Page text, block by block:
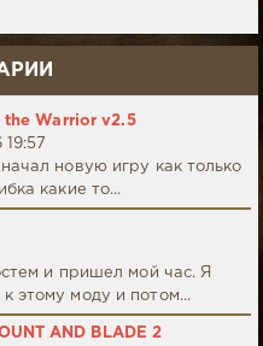
the Warrior v2.5
19:57
новую игру как только
какие то...
и пришел мой час. Я
этому моду и потом...
AND BLADE 2